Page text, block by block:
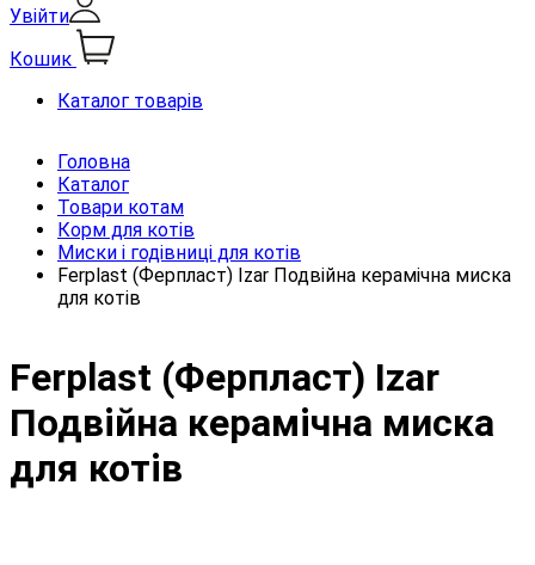
Увійти
Кошик
Каталог товарів
Головна
Каталог
Товари котам
Корм для котів
Миски і годівниці для котів
Ferplast (Ферпласт) Izar Подвійна керамічна миска
для котів
Ferplast (Ферпласт) Izar
Подвійна керамічна миска
для котів